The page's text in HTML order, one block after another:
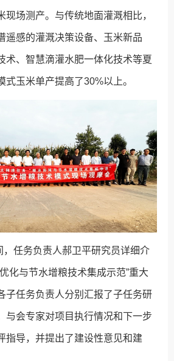
现场测产。与传统地面灌溉相比，
遥感的灌溉决策设备、玉米新品
术、智慧滴灌水肥一体化技术等夏
式玉米单产提高了30%以上。
任务负责人郝卫平研究员详细介
化与节水增粮技术集成示范”重大
子任务负责人分别汇报了子任务研
与会专家对项目执行情况和下一步
指导，并提出了建设性意见和建